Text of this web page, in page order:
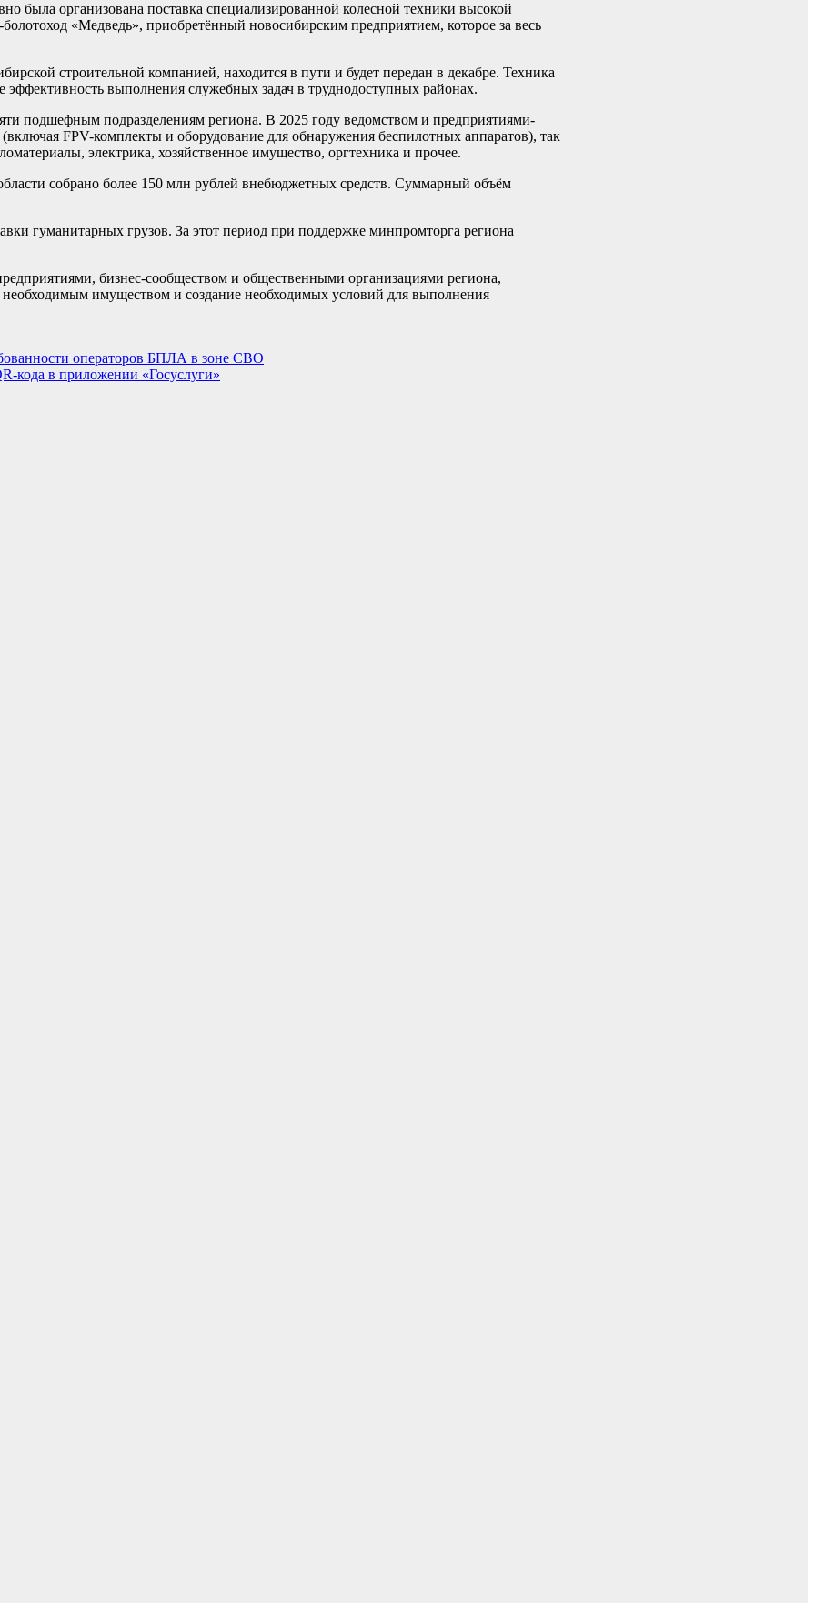
была организована поставка специализированной колесной техники высокой
«Медведь», приобретённый новосибирским предприятием, которое за весь
строительной компанией, находится в пути и будет передан в декабре. Техника
эффективность выполнения служебных задач в труднодоступных районах.
подшефным подразделениям региона. В 2025 году ведомством и предприятиями-
FPV-комплекты и оборудование для обнаружения беспилотных аппаратов), так
электрика, хозяйственное имущество, оргтехника и прочее.
собрано более 150 млн рублей внебюджетных средств. Суммарный объём
гуманитарных грузов. За этот период при поддержке минпромторга региона
бизнес-сообществом и общественными организациями региона,
имуществом и создание необходимых условий для выполнения
операторов БПЛА в зоне СВО
кода в приложении «Госуслуги»